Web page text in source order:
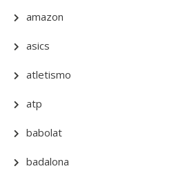
amazon
asics
atletismo
atp
babolat
badalona